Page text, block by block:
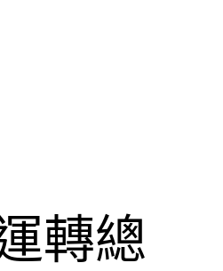
轉總